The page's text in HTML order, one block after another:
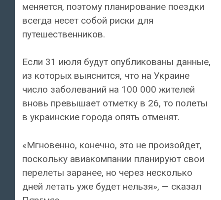
меняется, поэтому планирование поездки
всегда несет собой риски для
путешественников.
Если 31 июля будут опубликованы данные,
из которых выяснится, что на Украине
число заболеваний на 100 000 жителей
вновь превышает отметку в 26, то полеты
в украинские города опять отменят.
«Мгновенно, конечно, это не произойдет,
поскольку авиакомпании планируют свои
перелеты заранее, но через несколько
дней летать уже будет нельзя», — сказал